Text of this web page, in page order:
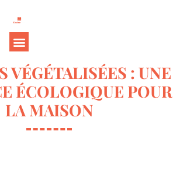
VÉGÉTALISÉES : UNE
ÉCOLOGIQUE POUR
LA MAISON